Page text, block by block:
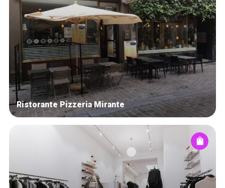
Ristorante Pizzeria Mirante